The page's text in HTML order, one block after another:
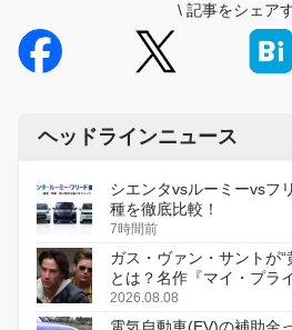
\ 記事をシェア
ヘッドラインニュース
シエンタvsルーミーvsフ
種を徹底比較！
7時間前
ガス・ヴァン・サントが
とは？名作『マイ・プラ
初のデジタルリマスター
2026.08.08
電気自動車(EV)の補助金